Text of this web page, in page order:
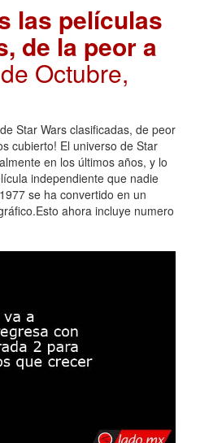
las películas
de la peor a
Octubre,
Star Wars clasificadas, de peor
cubierto! El universo de Star
en los últimos años, y lo
independiente que nadie
se ha convertido en un
ahora incluye numero